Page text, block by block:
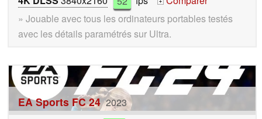
+
» Jouable avec tous les ordinateurs portables testés
avec les détails paramétrés sur Ultra.
EA Sports FC 24 2023